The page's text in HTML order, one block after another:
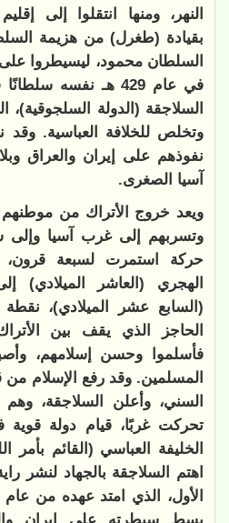
النهر، ومنها انتقلوا إلى
بقيادة (طغرل) من هزيمة
السلطان محمود، ليسيطروا
في عام 429 هـ نفسه
السلاجقة (الدولة السلجوقية)،
وتخلص للخلافة العباسية.
نفوذهم على إيران والعراق
آسيا الصغرى.
ويعد خروج الأتراك من
وتسربهم إلى غرب آسيا
حركة استمرت لسبعة قرون،
الهجري (العاشر الميلادي)
(السابع عشر الميلادي)، نقطة
الحاجز الذي يقف بين
فأسلموا وحسن إسلامهم،
المسلمين. وقد رفع الإسلام
السني، وأعلن السلاجقة، وهم
اهتم السلاجقة بالجهاد لنشر
بسط سيطرته على إيران